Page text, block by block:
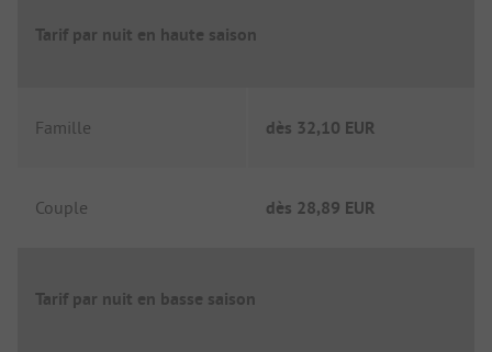
Tarif par nuit en haute saison
Famille dès 32,10 EUR
Couple dès 28,89 EUR
Tarif par nuit en basse saison